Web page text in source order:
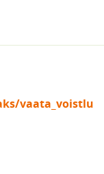
vaata_voistlu